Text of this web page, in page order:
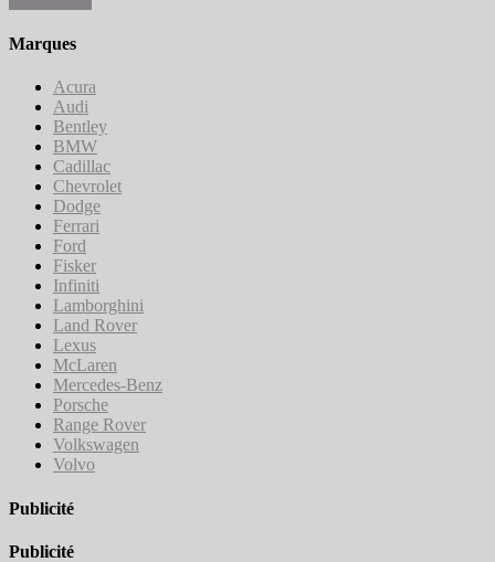
Marques
Acura
Audi
Bentley
BMW
Cadillac
Chevrolet
Dodge
Ferrari
Ford
Fisker
Infiniti
Lamborghini
Land Rover
Lexus
McLaren
Mercedes-Benz
Porsche
Range Rover
Volkswagen
Volvo
Publicité
Publicité